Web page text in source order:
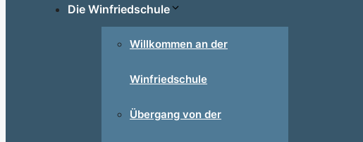
Die Winfriedschule
Willkommen an der
Winfriedschule
Übergang von der